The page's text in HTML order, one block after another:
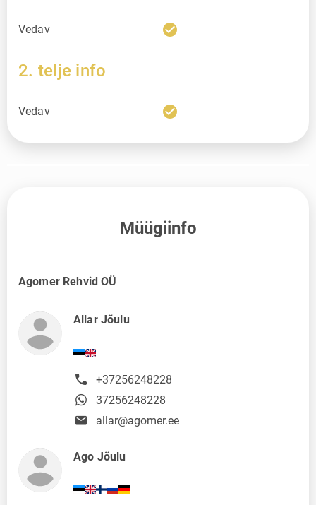
Vedav check_circle
2. telje info
Vedav check_circle
Müügiinfo
Agomer Rehvid OÜ
Allar Jõulu
+37256248228
37256248228
allar@agomer.ee
Ago Jõulu